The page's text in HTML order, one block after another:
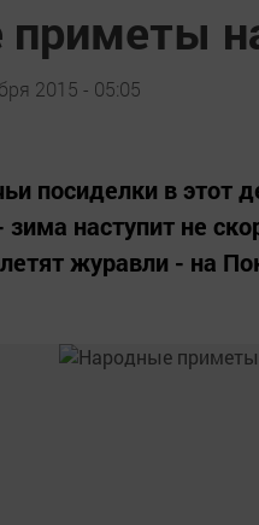
2015 - 05:05
посиделки в этот
зима наступит не
журавли - на